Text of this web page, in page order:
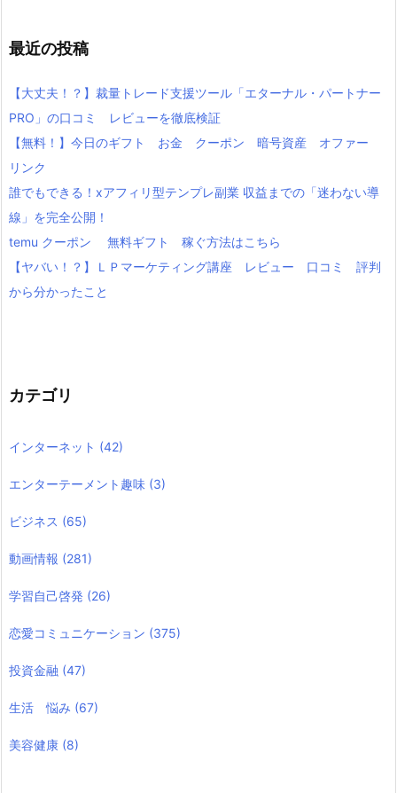
最近の投稿
【大丈夫！？】裁量トレード支援ツール「エターナル・パートナー
PRO」の口コミ レビューを徹底検証
【無料！】今日のギフト お金 クーポン 暗号資産 オファー
リンク
誰でもできる！xアフィリ型テンプレ副業 収益までの「迷わない導
線」を完全公開！
temu クーポン 無料ギフト 稼ぐ方法はこちら
【ヤバい！？】ＬＰマーケティング講座 レビュー 口コミ 評判
から分かったこと
カテゴリ
インターネット (42)
エンターテーメント趣味 (3)
ビジネス (65)
動画情報 (281)
学習自己啓発 (26)
恋愛コミュニケーション (375)
投資金融 (47)
生活 悩み (67)
美容健康 (8)